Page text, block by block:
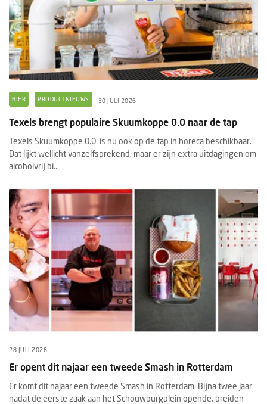
BIER PRODUCTNIEUWS 30 JULI 2026
Texels brengt populaire Skuumkoppe 0.0 naar de tap
Texels Skuumkoppe 0.0. is nu ook op de tap in horeca beschikbaar.
Dat lijkt wellicht vanzelfsprekend, maar er zijn extra uitdagingen om
alcoholvrij bi...
28 JULI 2026
Er opent dit najaar een tweede Smash in Rotterdam
Er komt dit najaar een tweede Smash in Rotterdam. Bijna twee jaar
nadat de eerste zaak aan het Schouwburgplein opende, breiden